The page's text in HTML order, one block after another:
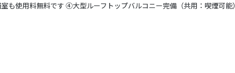
も使用料無料です ④大型ルーフトップバルコニー完備（共用：喫煙可能）